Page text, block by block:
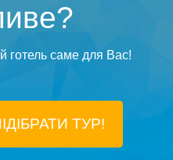
готель саме для Вас!
ТУР!